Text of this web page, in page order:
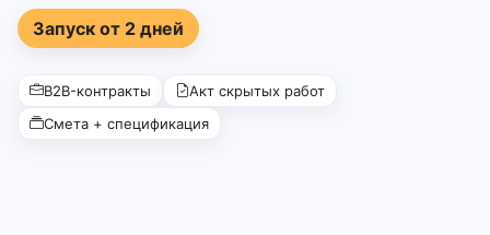
Запуск от 2 дней
B2B-контракты
Акт скрытых работ
Смета + спецификация